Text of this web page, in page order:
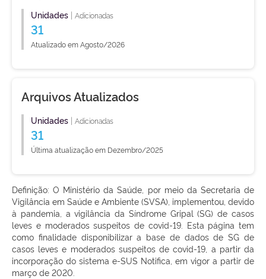
Unidades | Adicionadas
31
Atualizado em Agosto/2026
Arquivos Atualizados
Unidades | Adicionadas
31
Última atualização em Dezembro/2025
Definição: O Ministério da Saúde, por meio da Secretaria de
Vigilância em Saúde e Ambiente (SVSA), implementou, devido
à pandemia, a vigilância da Síndrome Gripal (SG) de casos
leves e moderados suspeitos de covid-19. Esta página tem
como finalidade disponibilizar a base de dados de SG de
casos leves e moderados suspeitos de covid-19, a partir da
incorporação do sistema e-SUS Notifica, em vigor a partir de
março de 2020.